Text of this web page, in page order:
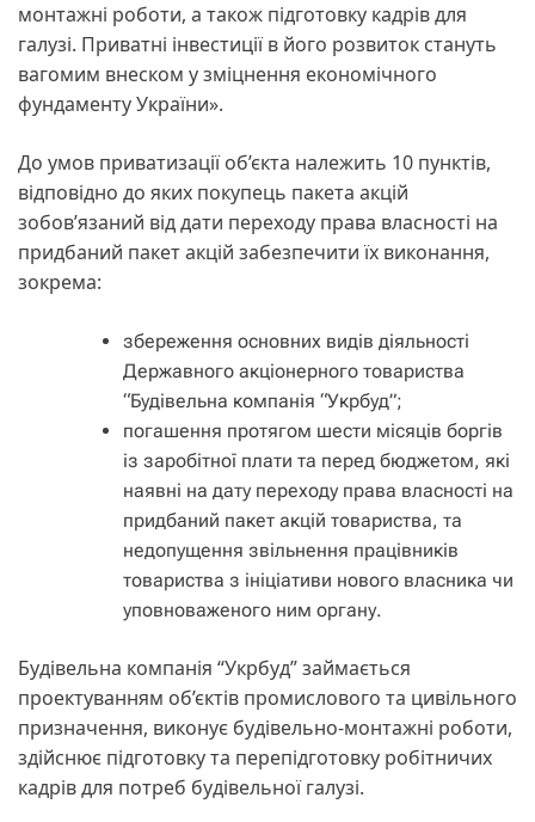
монтажні роботи, а також підготовку кадрів для
галузі. Приватні інвестиції в його розвиток стануть
вагомим внеском у зміцнення економічного
фундаменту України».
До умов приватизації об’єкта належить 10 пунктів,
відповідно до яких покупець пакета акцій
зобов’язаний від дати переходу права власності на
придбаний пакет акцій забезпечити їх виконання,
зокрема:
збереження основних видів діяльності
Державного акціонерного товариства
“Будівельна компанія “Укрбуд”;
погашення протягом шести місяців боргів
із заробітної плати та перед бюджетом, які
наявні на дату переходу права власності на
придбаний пакет акцій товариства, та
недопущення звільнення працівників
товариства з ініціативи нового власника чи
уповноваженого ним органу.
Будівельна компанія “Укрбуд” займається
проектуванням об’єктів промислового та цивільного
призначення, виконує будівельно-монтажні роботи,
здійснює підготовку та перепідготовку робітничих
кадрів для потреб будівельної галузі.